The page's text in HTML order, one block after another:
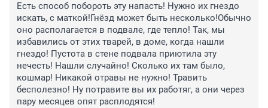
Есть способ побороть эту напасть! Нужно их гнездо
искать, с маткой!Гнёзд может быть несколько!Обычно
оно располагается в подвале, где тепло! Так, мы
избавились от этих тварей, в доме, когда нашли
гнездо! Пустота в стене подвала приютила эту
нечесть! Нашли случайно! Сколько их там было,
кошмар! Никакой отравы не нужно! Травить
бесполезно! Ну потравите вы их работяг, а они через
пару месяцев опят расплодятся!